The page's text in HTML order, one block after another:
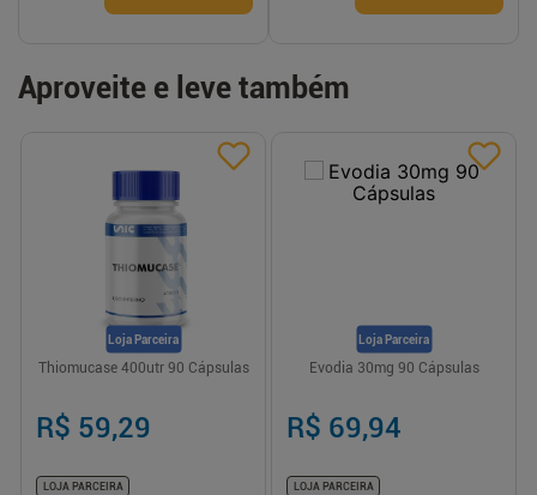
Aproveite e leve também
Loja Parceira
Thiomucase 400utr 90 Cápsulas
R$ 59,29
LOJA PARCEIRA
Loja Parceira
Evodia 30mg 90 Cápsulas
R$ 69,94
LOJA PARCEIRA